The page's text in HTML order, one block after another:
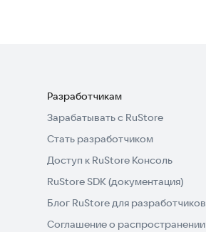
Разработчикам
Зарабатывать с RuStore
Стать разработчиком
Доступ к RuStore Консоль
RuStore SDK (документация)
Блог RuStore для разработчиков
Соглашение о распространении